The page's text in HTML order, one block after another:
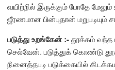
வயிற்றில் இருக்கும் போதே
ஜீரணமான பின்புதான் மறுபடியும்
படுத்து உறங்கேன் :-தூக்கம் வந்த
செல்வேன். படுத்துக் கொண்டு
நினைத்தபடி படுக்கையில்